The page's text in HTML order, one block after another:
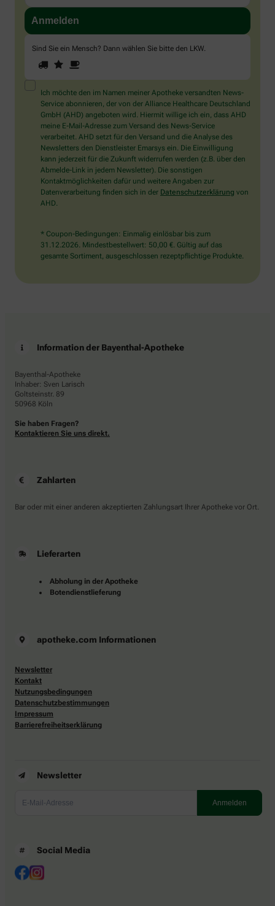
Sind Sie ein Mensch? Dann wählen Sie bitte den LKW
Sie
ein
Mensch?
Dann
wählen
Sie
bitte
den
LKW.
1 2
Ich möchte den im Namen meiner Apotheke versandten News-
Service abonnieren, der von der Alliance Healthcare Deutschland
GmbH (AHD) angeboten wird. Hiermit willige ich ein, dass AHD
meine E-Mail-Adresse zum Versand des News-Service
verarbeitet. AHD setzt für den Versand und die Analyse des
Newsletters den Dienstleister Emarsys ein. Die Einwilligung
kann jederzeit für die Zukunft widerrufen werden (z.B. über den
Abmelde-Link in jedem Newsletter). Die sonstigen
Kontaktmöglichkeiten dafür und weitere Angaben zur
Datenverarbeitung finden sich in der Datenschutzerklärung von
AHD.
* Coupon-Bedingungen: Einmalig einlösbar bis zum
31.12.2026. Mindestbestellwert: 50,00 €. Gültig auf das
gesamte Sortiment, ausgeschlossen rezeptpflichtige Produkte.
Information der Bayenthal-Apotheke
Bayenthal-Apotheke
Inhaber: Sven Larisch
Goltsteinstr. 89
50968 Köln
Sie haben Fragen?
Kontaktieren Sie uns direkt.
Zahlarten
Bar oder mit einer anderen akzeptierten Zahlungsart Ihrer Apotheke vor Ort.
Lieferarten
Abholung in der Apotheke
Botendienstlieferung
apotheke.com Informationen
Newsletter
Kontakt
Nutzungsbedingungen
Datenschutzbestimmungen
Impressum
Barrierefreiheitserklärung
Newsletter
Social Media